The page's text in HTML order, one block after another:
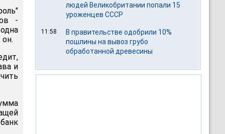
-
и
людей Великобритании попали 15
уроженцев СССР
11:58
В правительстве одобрили 10%
пошлины на вывоз грубо
обработанной древесины